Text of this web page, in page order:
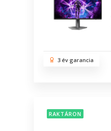
3 év garancia
RAKTÁRON